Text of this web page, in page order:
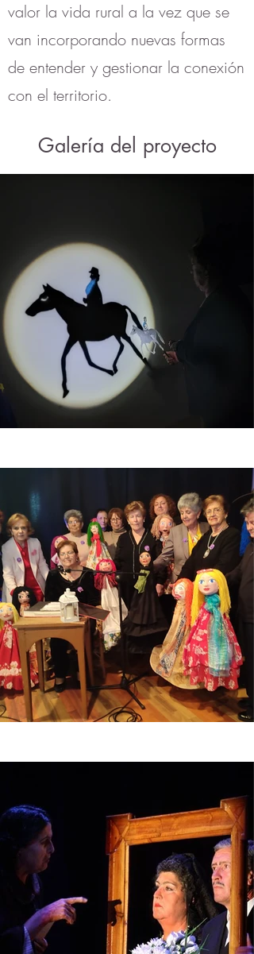
valor la vida rural a la vez que se
van incorporando nuevas formas
de entender y gestionar la conexión
con el territorio.
Galería del proyecto